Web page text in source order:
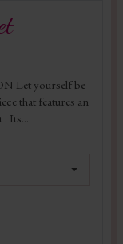
Let yourself be
that features an
Its...